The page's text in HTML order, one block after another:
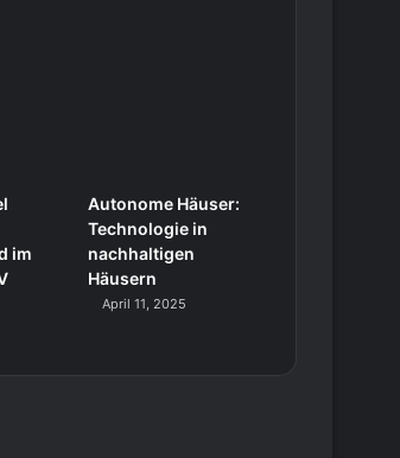
im
Autonome Häuser:
Technologie in
nachhaltigen
Häusern
April 11, 2025